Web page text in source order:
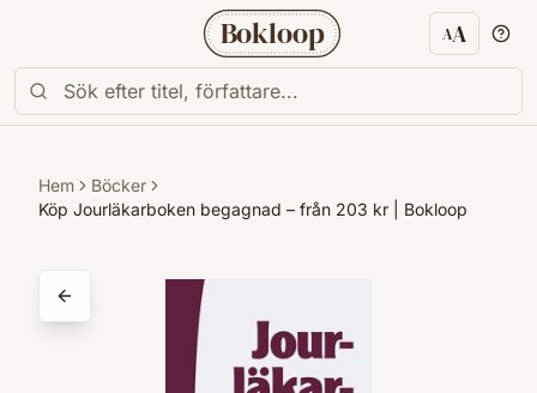
Bokloop AA
Hem
Böcker
Köp Jourläkarboken begagnad – från 203 kr | Bokloop